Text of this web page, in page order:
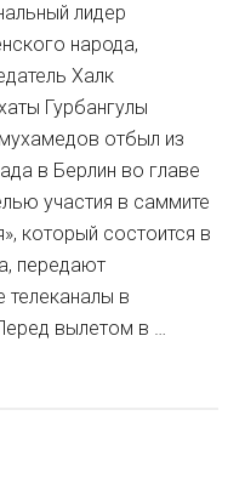
лидер
народа,
Халк
Гурбангулы
отбыл из
в Берлин во главе
участия в саммите
который состоится в
передают
телеканалы в
вылетом в …